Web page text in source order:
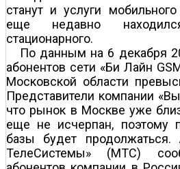
станут и услуги
еще недавно
стационарного.
По данным на 6 декабря
абонентов сети «Би Лайн
Московской области
Представители компании
что рынок в Москве уже
еще не исчерпан, поэтому
базы будет
ТелеСистемы» (МТС)